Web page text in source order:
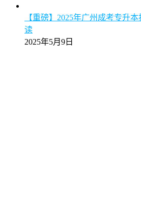
【重磅】2025年广州成考专升
读
2025年5月9日